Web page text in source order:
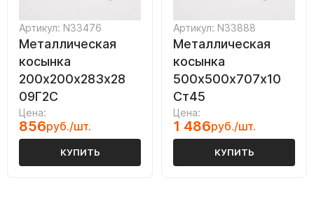
Артикул: N33476
Металлическая
косынка
200х200х283х28
09Г2С
Цена:
856руб./шт.
КУПИТЬ
Артикул: N33888
Металлическая
косынка
500х500х707х10
Ст45
Цена:
1 486руб./шт.
КУПИТЬ